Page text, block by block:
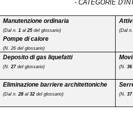
- CATEGORIE
Manutenzione ordinaria
(Dal n. 1al25 del glossario)
Pompe di calore
(N. 26 del glossario)
(Dal
Deposito di gas liquefatti
(N.27del glossario) (N.36
Eliminazione barriere architettoniche
(Dal n. 28al32del glossario) (N.37